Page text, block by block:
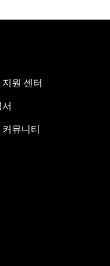
원 센터
뮤니티